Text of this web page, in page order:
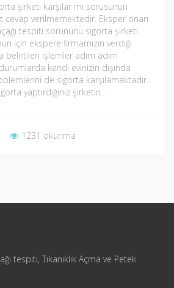
şirketi karşılar mı sorusunun
cevap verilmemektedir. Eksper onarı
tespiti sorununu sigorta şirketi
için ekspere firmamızın verdiği
işlemler adım adım
kendi evinizin dışında
de sigorta karşılamaktadır.
yaptırdığınız şirketin…
1231 okunma
tespiti, Tıkanıklık Açma ve Petek